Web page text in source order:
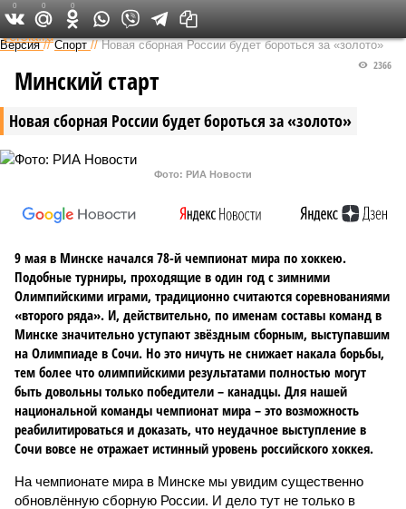
Федеральный выпуск
Версия //Спорт //Новая сборная России будет бороться за «золото»
Новая сборная России будет бороться за «золото»
2366
Минский старт
Фото: РИА Новости
9 мая в Минске начался 78-й чемпионат мира по хоккею.
Подобные турниры, проходящие в один год с зимними
Олимпийскими играми, традиционно считаются соревнованиями
«второго ряда». И, действительно, по именам составы команд в
Минске значительно уступают звёздным сборным, выступавшим
на Олимпиаде в Сочи. Но это ничуть не снижает накала борьбы,
тем более что олимпийскими результатами полностью могут
быть довольны только победители – канадцы. Для нашей
национальной команды чемпионат мира – это возможность
реабилитироваться и доказать, что неудачное выступление в
Сочи вовсе не отражает истинный уровень российского хоккея.
На чемпионате мира в Минске мы увидим существенно
обновлённую сборную России. И дело тут не только в
0 0 0